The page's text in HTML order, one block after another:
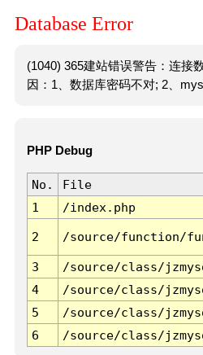
Database Error
(1040) 365建站错误警告：连接
因：1、数据库密码不对; 2、
PHP Debug
No. File
1
/index.php
2 /source/function/
3 /source/class/
4
/source/class/
5
/source/class/
6
/source/class/